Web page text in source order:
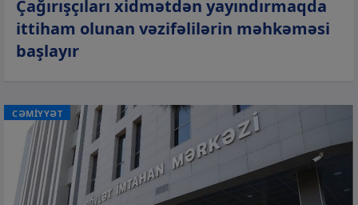
Çağırışçıları xidmətdən yayındırmaqda
ittiham olunan vəzifəlilərin məhkəməsi
başlayır
CƏMİYYƏT